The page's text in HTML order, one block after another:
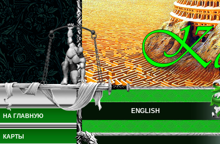
НА ГЛАВНУЮ
КАРТЫ
ENGLISH